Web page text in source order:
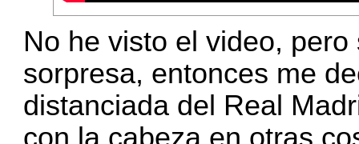
No he visto el video,
sorpresa, entonces me
distanciada del Real